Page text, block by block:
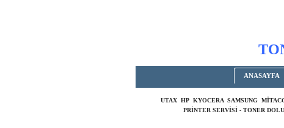
ANASAYFA
UTAX HP KYOCERA SAMSUNG
PRİNTER SERVİSİ - TONER